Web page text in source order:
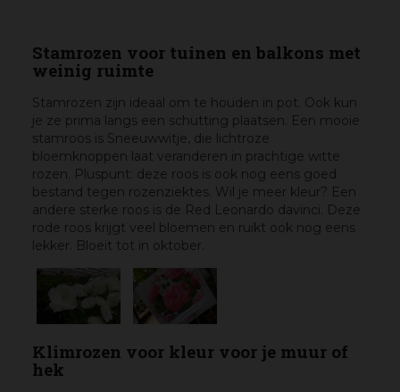
Stamrozen voor tuinen en balkons met
weinig ruimte
Stamrozen zijn ideaal om te houden in pot. Ook kun
je ze prima langs een schutting plaatsen. Een mooie
stamroos is Sneeuwwitje, die lichtroze
bloemknoppen laat veranderen in prachtige witte
rozen. Pluspunt: deze roos is ook nog eens goed
bestand tegen rozenziektes. Wil je meer kleur? Een
andere sterke roos is de Red Leonardo davinci. Deze
rode roos krijgt veel bloemen en ruikt ook nog eens
lekker. Bloeit tot in oktober.
Klimrozen voor kleur voor je muur of
hek